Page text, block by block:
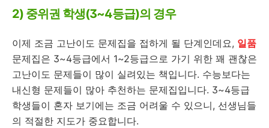
2) 중위권 학생(3~4등급)의 경우
이제 조금 고난이도 문제집을 접하게 될 단계인데요, 일품
문제집은 3~4등급에서 1~2등급으로 가기 위한 꽤 괜찮은
고난이도 문제들이 많이 실려있는 책입니다. 수능보다는
내신형 문제들이 많아 추천하는 문제집입니다. 3~4등급
학생들이 혼자 보기에는 조금 어려울 수 있으니, 선생님들
의 적절한 지도가 중요합니다.